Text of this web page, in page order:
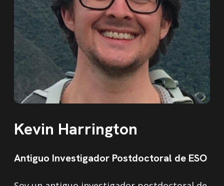
Kevin Harrington
Antiguo Investigador Postdoctoral de ESO